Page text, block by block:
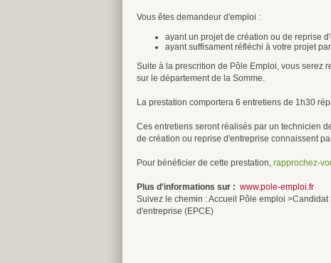
Vous êtes demandeur d'emploi :
ayant un projet de création ou de reprise
ayant suffisament réfléchi à votre projet
Suite à la prescrition de Pôle Emploi, vous serez
sur le département de la Somme.
La prestation comportera 6 entretiens de 1h30
Ces entretiens seront réalisés par un technicien
de création ou reprise d'entreprise connaissent
Pour bénéficier de cette prestation, rapprochez-
Plus d'informations sur : www.pole-emploi.fr
Suivez le chemin : Accueil Pôle emploi
d'entreprise (EPCE)